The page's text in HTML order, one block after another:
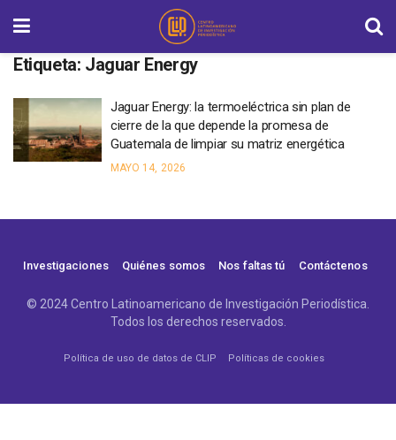
Etiqueta: Jaguar Energy
Jaguar Energy: la termoeléctrica sin plan de
cierre de la que depende la promesa de
Guatemala de limpiar su matriz energética
MAYO 14, 2026
Investigaciones Quiénes somos Nos faltas tú Contáctenos
© 2024 Centro Latinoamericano de Investigación Periodística.
Todos los derechos reservados.
Política de uso de datos de CLIP Políticas de cookies